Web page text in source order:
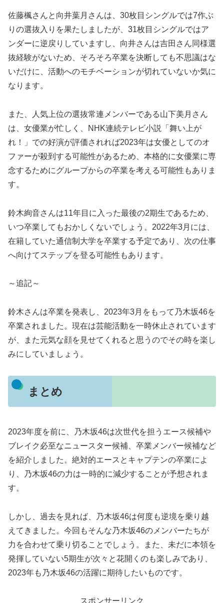
佐藤楓さんと向井葉月さんは、30枚目シングルでは7作ぶ
りの選抜入りを果たしましたが、31枚目シングルではア
ンダーに逆戻りしていますし、向井さんは吉田さん同様選
抜経験がないため、そろそろ卒業を決断しても不思議はな
いだけに、活動へのモチベーションが切れていないか気に
なります。
また、人気上位の選抜常連メンバーである山下美月さん
は、女優業が忙しく、NHK連続テレビ小説「舞い上が
れ！」での好演が評価されれば2023年は女優としてのオ
ファーが殺到する可能性があるため、本格的に女優業に専
念するためにグループからの卒業を考える可能性もありま
す。
鈴木絢音さんは11年目に入った最後の2期生であるため、
いつ卒業してもおかしくないでしょう。2022年3月には、
在籍していた通信制大学を卒業する予定であり、次の仕事
へ向けてステップを登る可能性もあります。
～追記～
鈴木さんは卒業を発表し、2023年3月をもって乃木坂46を
卒業されました。現在は芸能活動を一時休止されています
が、また元気な顔を見せてくれると思うのでその時を楽し
みにしていましょう。
まとめ
2023年度を前に、乃木坂46は次世代を担うエース候補や
ブレイク必至なニュースター候補、卒業メンバー候補など
を紹介しました。絶対的エースとキャプテンの卒業によ
り、乃木坂46の力は一時的に減少することが予想されま
す。
しかし、過去を見れば、乃木坂46は何度も逆境を乗り越
えてきました。今回もそんな乃木坂46のメンバーたちが
力を合わせて乗り切ることでしょう。また、未だに本領を
発揮していない5期生が次々と花開くのも楽しみであり、
2023年も乃木坂46の活躍に期待したいものです。
スポンサーリンク